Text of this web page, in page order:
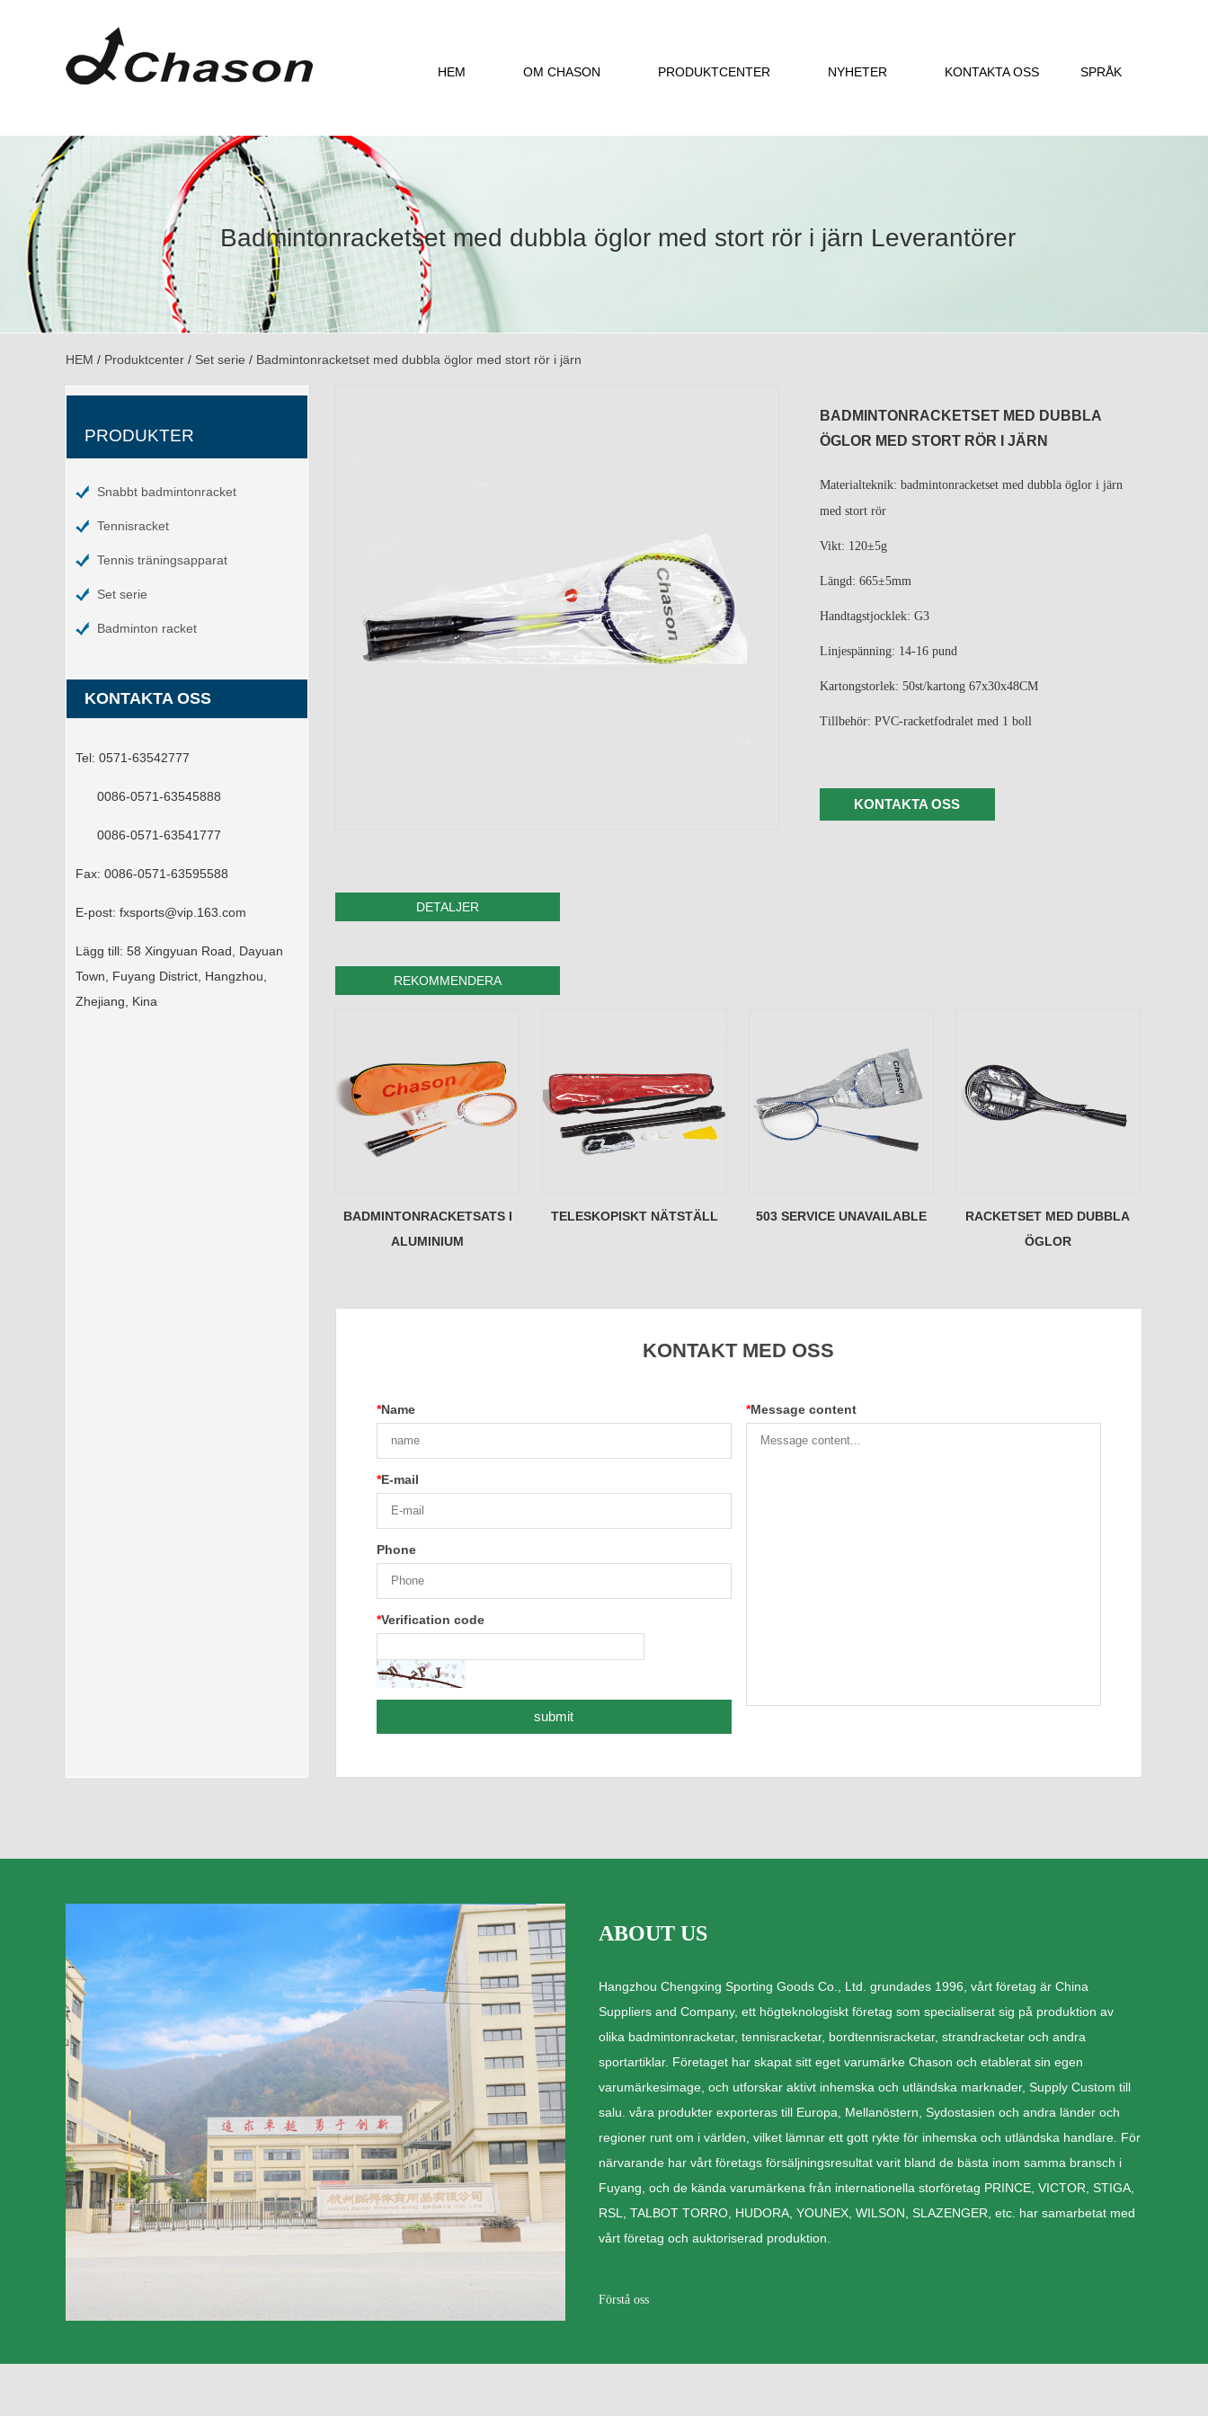
SPRÅK
HEM OM CHASON PRODUKTCENTER NYHETER KONTAKTA OSS
Badmintonracketset med dubbla öglor med stort rör i järn Leverantörer
HEM / Produktcenter / Set serie / Badmintonracketset med dubbla öglor med stort rör i järn
PRODUKTER
Snabbt badmintonracket
Tennisracket
Tennis träningsapparat
Set serie
Badminton racket
KONTAKTA OSS
Tel: 0571-63542777
0086-0571-63545888
0086-0571-63541777
Fax: 0086-0571-63595588
E-post: fxsports@vip.163.com
Lägg till: 58 Xingyuan Road, Dayuan
Town, Fuyang District, Hangzhou,
Zhejiang, Kina
BADMINTONRACKETSET MED DUBBLA
ÖGLOR MED STORT RÖR I JÄRN
Materialteknik: badmintonracketset med dubbla öglor i järn
med stort rör
Vikt: 120±5g
Längd: 665±5mm
Handtagstjocklek: G3
Linjespänning: 14-16 pund
Kartongstorlek: 50st/kartong 67x30x48CM
Tillbehör: PVC-racketfodralet med 1 boll
KONTAKTA OSS
DETALJER
REKOMMENDERA
BADMINTONRACKETSATS I
ALUMINIUM
TELESKOPISKT NÄTSTÄLL 503 SERVICE UNAVAILABLE
RACKETSET MED DUBBLA
ÖGLOR
KONTAKT MED OSS
*Name
*E-mail
Phone
*Verification code
*Message content
ABOUT US
Hangzhou Chengxing Sporting Goods Co., Ltd. grundades 1996, vårt företag är China
Suppliers and Company, ett högteknologiskt företag som specialiserat sig på produktion av
olika badmintonracketar, tennisracketar, bordtennisracketar, strandracketar och andra
sportartiklar. Företaget har skapat sitt eget varumärke Chason och etablerat sin egen
varumärkesimage, och utforskar aktivt inhemska och utländska marknader, Supply Custom till
salu. våra produkter exporteras till Europa, Mellanöstern, Sydostasien och andra länder och
regioner runt om i världen, vilket lämnar ett gott rykte för inhemska och utländska handlare. För
närvarande har vårt företags försäljningsresultat varit bland de bästa inom samma bransch i
Fuyang, och de kända varumärkena från internationella storföretag PRINCE, VICTOR, STIGA,
RSL, TALBOT TORRO, HUDORA, YOUNEX, WILSON, SLAZENGER, etc. har samarbetat med
vårt företag och auktoriserad produktion.
Förstå oss